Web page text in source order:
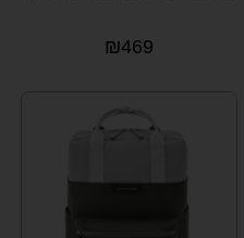
₪469